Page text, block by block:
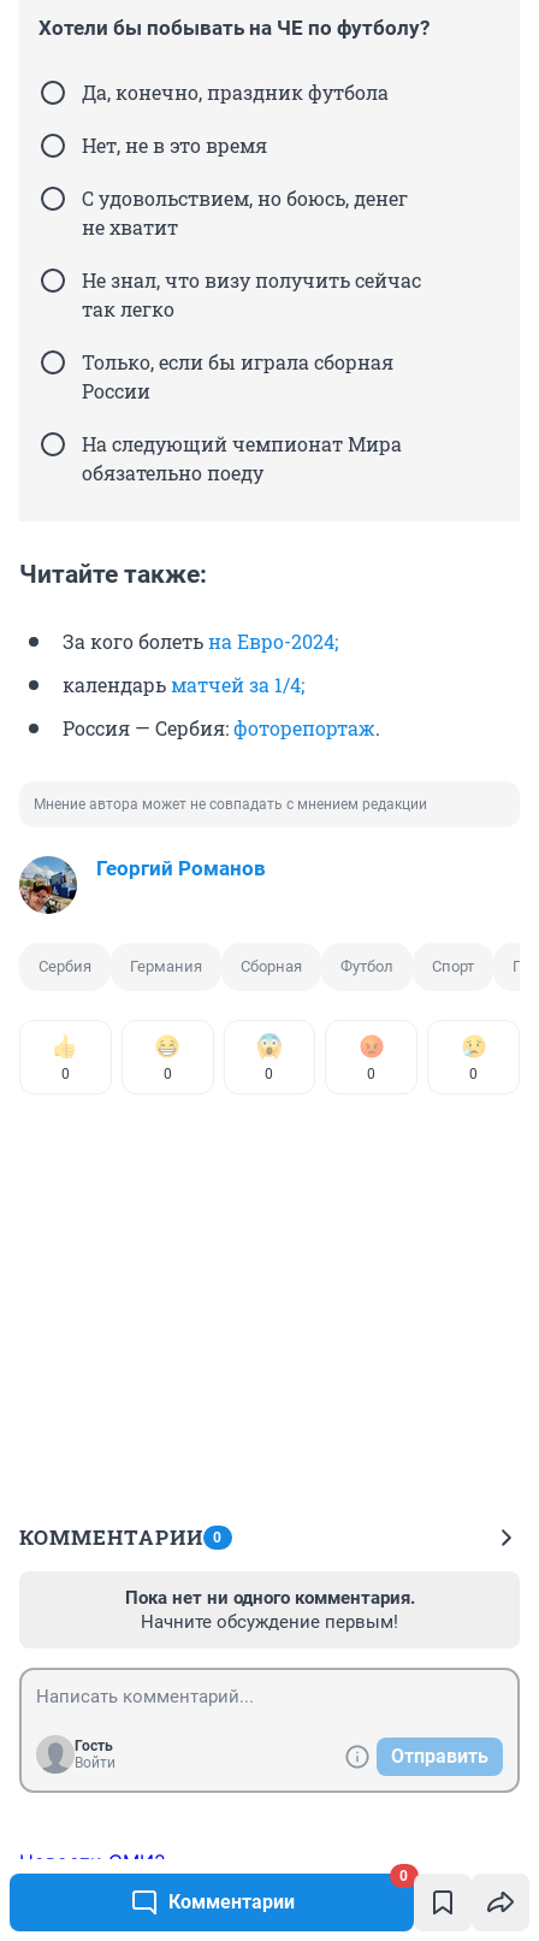
Комментарии
0
Хотели бы побывать на ЧЕ по футболу?
Да, конечно, праздник футбола
Нет, не в это время
С удовольствием, но боюсь, денег
не хватит
Не знал, что визу получить сейчас
так легко
Только, если бы играла сборная
России
На следующий чемпионат Мира
обязательно поеду
Читайте также:
За кого болетьна Евро-2024;
календарьматчей за 1/4;
Россия — Сербия:фоторепортаж.
Мнение автора может не совпадать с мнением редакции
Георгий Романов
Сербия Германия Сборная Футбол Спорт
0 0 0 0 0
КОММЕНТАРИИ 0
Пока нет ни одного комментария.
Начните обсуждение первым!
Гость
Войти
Отправить
Новости СМИ2